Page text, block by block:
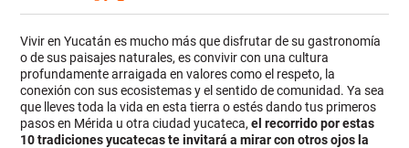
Vivir en Yucatán es mucho más que disfrutar de su gastronomía
o de sus paisajes naturales, es convivir con una cultura
profundamente arraigada en valores como el respeto, la
conexión con sus ecosistemas y el sentido de comunidad. Ya sea
que llevestoda la vida en esta tierra o estés dando tus primeros
pasos en Mérida u otra ciudad yucateca,el recorrido por estas
10 tradiciones yucatecas te invitará a mirar con otros ojos la